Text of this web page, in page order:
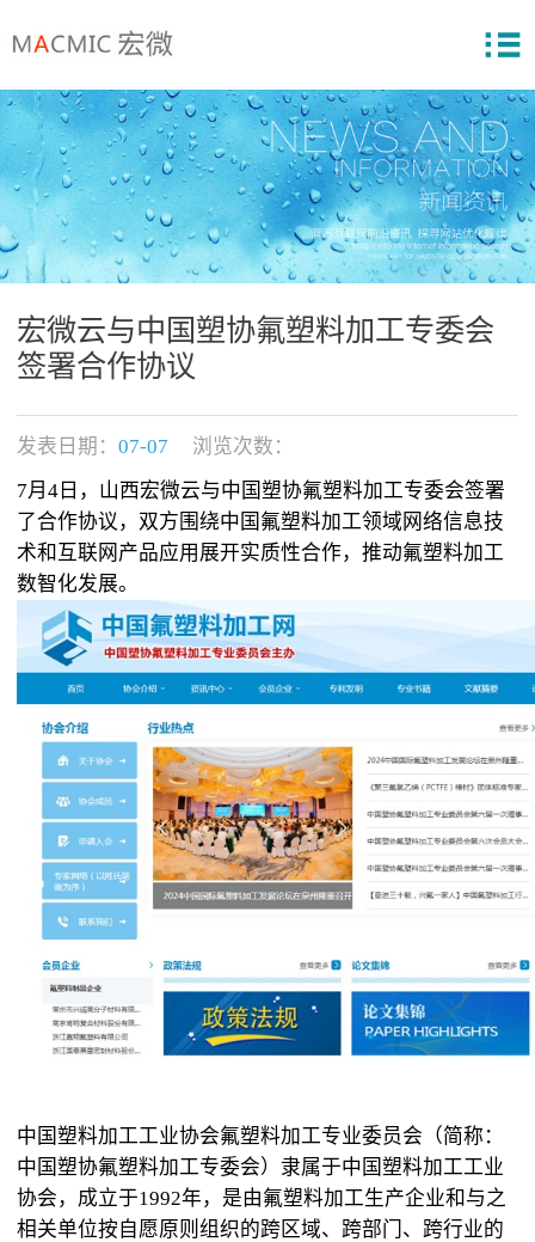
宏微云与中国塑协氟塑料加工专委会
签署合作协议
发表日期： 07-07 浏览次数：
7月4日，山西宏微云与中国塑协氟塑料加工专委会签署
了合作协议，双方围绕中国氟塑料加工领域网络信息技
术和互联网产品应用展开实质性合作，推动氟塑料加工
数智化发展。
中国塑料加工工业协会氟塑料加工专业委员会（简称：
中国塑协氟塑料加工专委会）隶属于中国塑料加工工业
协会，成立于1992年，是由氟塑料加工生产企业和与之
相关单位按自愿原则组织的跨区域、跨部门、跨行业的